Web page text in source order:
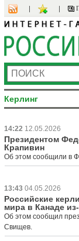
Керлинг
14:22 12.05.2026
Президентом
Крапивин
Об этом сообщили в
13:43 04.05.2026
Российские
мира в Канаде
Об этом сообщил
Свищев.